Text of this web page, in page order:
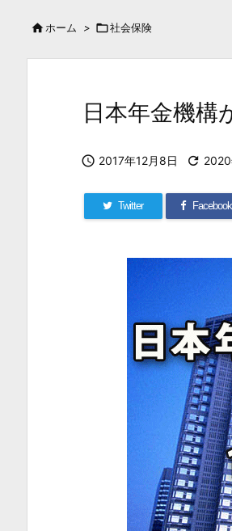
 ホーム > 社会保険
日本年金機構
 2017年12月8日 
Twitter Facebook